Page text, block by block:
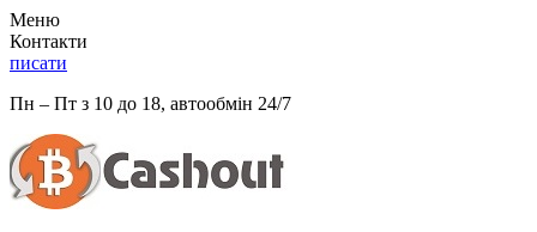
Меню
Контакти
писати
Пн – Пт з 10 до 18, автообмін 24/7